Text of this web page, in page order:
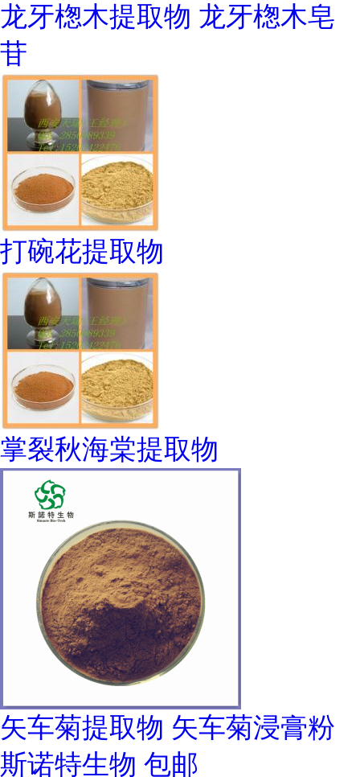
龙牙楤木提取物 龙牙楤木皂
苷
打碗花提取物
掌裂秋海棠提取物
矢车菊提取物 矢车菊浸膏粉
斯诺特生物 包邮